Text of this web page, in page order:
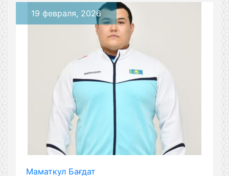
Маматкул Бағдат
19 февраля, 2026